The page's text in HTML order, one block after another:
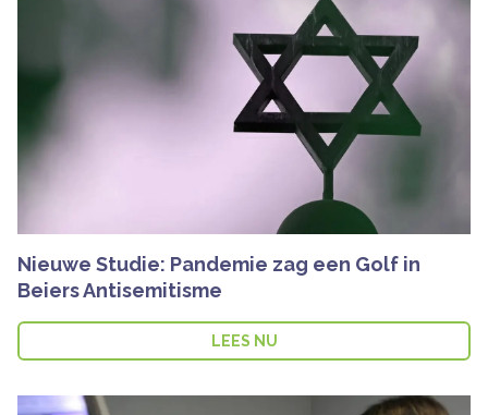
Nieuwe Studie: Pandemie zag een Golf in
Beiers Antisemitisme
LEES NU